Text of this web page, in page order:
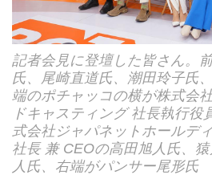
記者会見に登壇した皆さん。
氏、尾崎直道氏、潮田玲子氏
端のポチャッコの横が株式会
ドキャスティング 社長執行役
式会社ジャパネットホールデ
社長 兼 CEOの高田旭人氏、
人氏、右端がパンサー尾形氏